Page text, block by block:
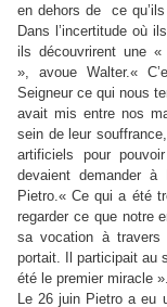
en dehors de ce
Dans l’incertitude où
ils découvrirent une
», avoue Walter.«
Seigneur ce qui nous
avait mis entre nos
sein de leur
artificiels pour
devaient demander
Pietro.« Ce qui a été
regarder ce que notre
sa vocation à travers
portait. Il participait au
été le premier miracle ».
Le 26 juin Pietro a eu